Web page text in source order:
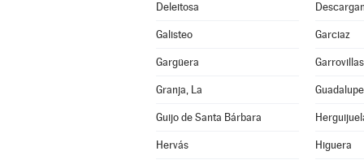
Deleitosa
Galisteo Garciaz
Gargüera
Granja, La Guadalupe
Guijo de Santa Bárbara
Hervás Higuera